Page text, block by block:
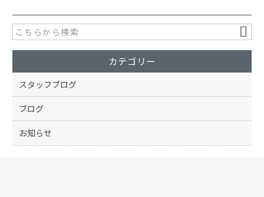
e
b
o
o
k
er
カテゴリー
スタッフブログ
ブログ
お知らせ